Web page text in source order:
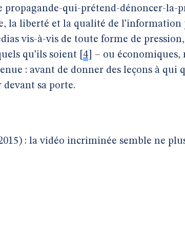
propagande-qui-prétend-dénoncer-la-
la liberté et la qualité de l’information
vis-à-vis de toute forme de
qu’ils soient
4
– ou économiques,
: avant de donner des leçons à qui
sa porte.
: la vidéo incriminée semble ne